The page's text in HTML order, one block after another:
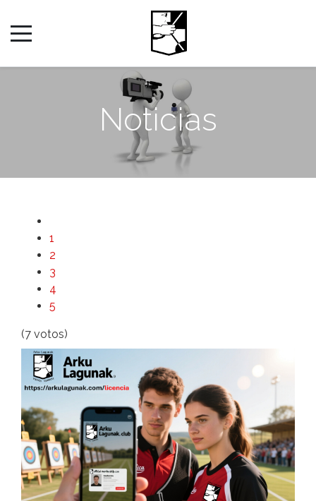
Noticias
1
2
3
4
5
(7 votos)